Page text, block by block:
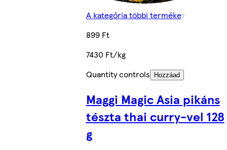
A kategória többi terméke
899 Ft
7430 Ft/kg
Quantity controls
Hozzáad
Maggi Magic Asia pikáns
tészta thai curry-vel 128
g